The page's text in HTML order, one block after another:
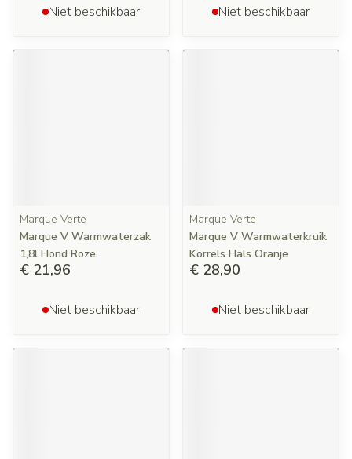
Niet beschikbaar Niet beschikbaar
Marque Verte
Marque V Warmwaterzak
1,8l Hond Roze
€ 21,96
Niet beschikbaar
Marque Verte
Marque V Warmwaterkruik
Korrels Hals Oranje
€ 28,90
Niet beschikbaar